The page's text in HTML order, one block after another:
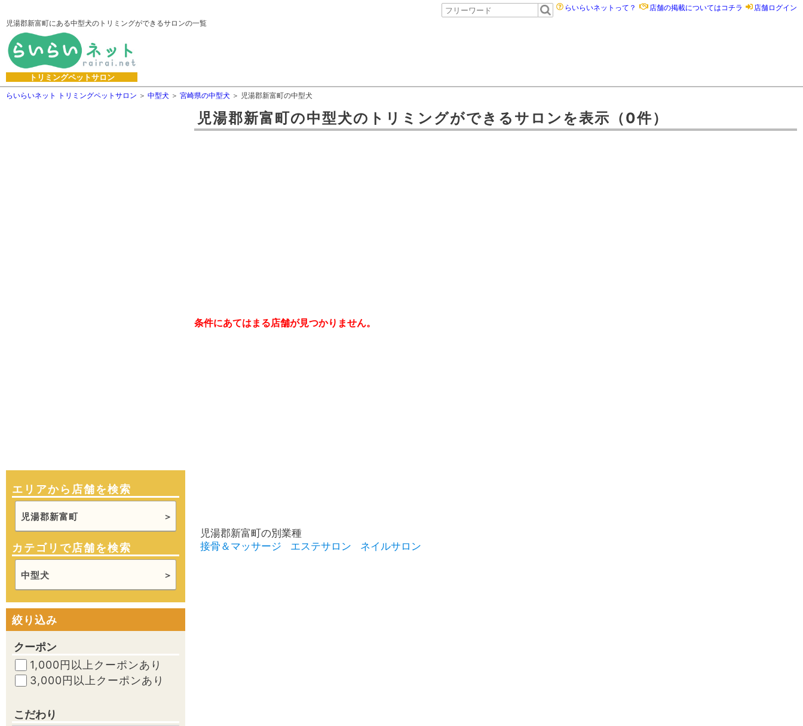
児湯郡新富町にある中型犬のトリミングができるサロンの一覧
トリミングペットサロン
らいらいネットって？ 店舗の掲載についてはコチラ 店舗ログイン
らいらいネット トリミングペットサロン 中型犬 宮崎県の中型犬 児湯郡新富町の中型犬
エリアから店舗を検索
児湯郡新富町
カテゴリで店舗を検索
中型犬
絞り込み
クーポン
1,000円以上クーポンあり
3,000円以上クーポンあり
こだわり
児湯郡新富町の中型犬のトリミングができるサロン を表示 （0件）
条件にあてはまる店舗が見つかりません。
児湯郡新富町の別業種
接骨＆マッサージ
エステサロン ネイルサロン